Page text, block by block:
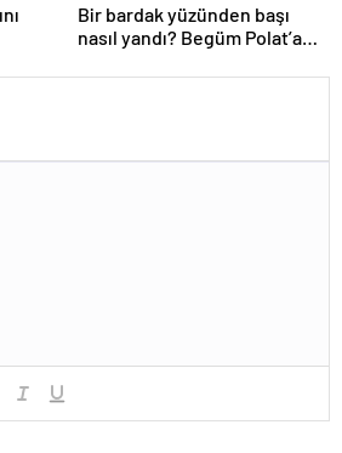
Bir bardak yüzünden başı
nasıl yandı? Begüm Polat’a
reklamı soruşturması…